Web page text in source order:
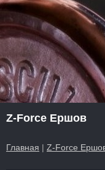
Z-Force Ершов
Главная | Z-Force